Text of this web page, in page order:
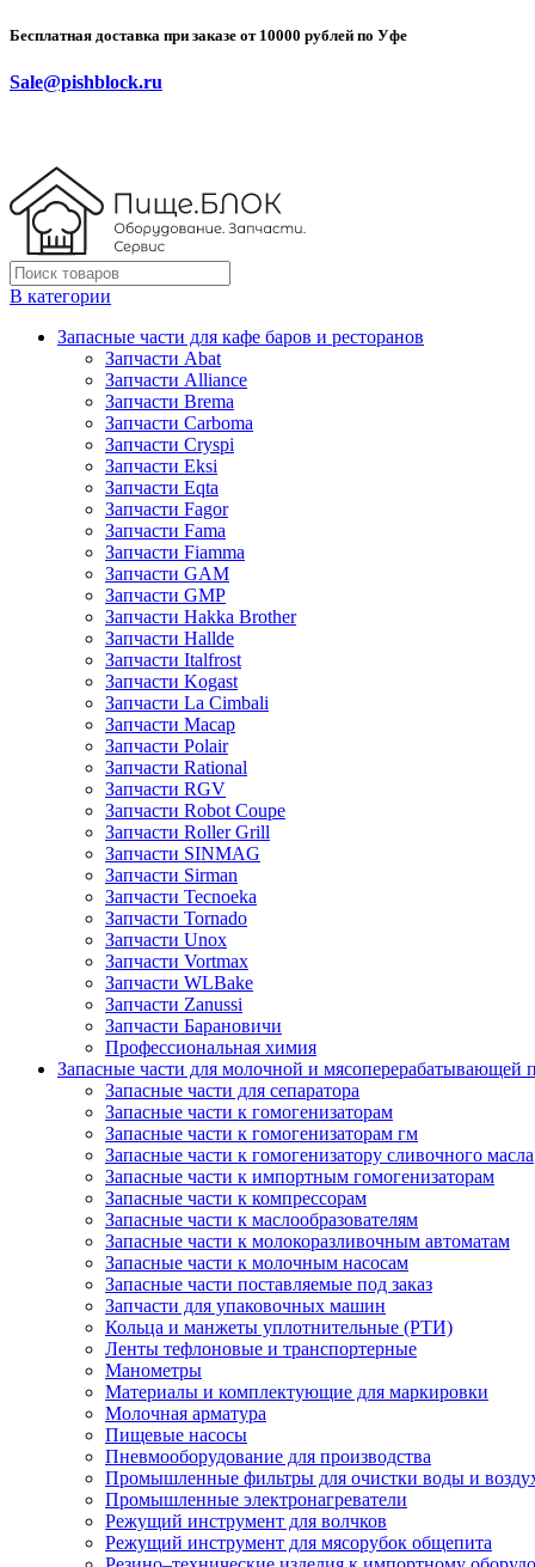
Бесплатная доставка при заказе от 10000 рублей по Уфе
Sale@pishblock.ru
В категории
Запасные части для кафе баров и ресторанов
Запчасти Abat
Запчасти Alliance
Запчасти Brema
Запчасти Carboma
Запчасти Cryspi
Запчасти Eksi
Запчасти Eqta
Запчасти Fagor
Запчасти Fama
Запчасти Fiamma
Запчасти GAM
Запчасти GMP
Запчасти Hakka Brother
Запчасти Hallde
Запчасти Italfrost
Запчасти Kogast
Запчасти La Cimbali
Запчасти Macap
Запчасти Polair
Запчасти Rational
Запчасти RGV
Запчасти Robot Coupe
Запчасти Roller Grill
Запчасти SINMAG
Запчасти Sirman
Запчасти Tecnoeka
Запчасти Tornado
Запчасти Unox
Запчасти Vortmax
Запчасти WLBake
Запчасти Zanussi
Запчасти Барановичи
Профессиональная химия
Запасные части для молочной и мясоперерабатывающей
Запасные части для сепаратора
Запасные части к гомогенизаторам
Запасные части к гомогенизаторам гм
Запасные части к гомогенизатору сливочного масла
Запасные части к импортным гомогенизаторам
Запасные части к компрессорам
Запасные части к маслообразователям
Запасные части к молокоразливочным автоматам
Запасные части к молочным насосам
Запасные части поставляемые под заказ
Запчасти для упаковочных машин
Кольца и манжеты уплотнительные (РТИ)
Ленты тефлоновые и транспортерные
Манометры
Материалы и комплектующие для маркировки
Молочная арматура
Пищевые насосы
Пневмооборудование для производства
Промышленные фильтры для очистки воды и
Промышленные электронагреватели
Режущий инструмент для волчков
Режущий инструмент для мясорубок общепита